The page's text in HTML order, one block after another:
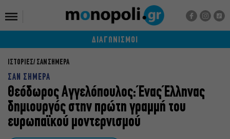
ΔΙΑΓΩΝΙΣΜΟΙ
ΙΣΤΟΡΙΕΣ ΣΑΝ ΣΗΜΕΡΑ
ΣΑΝ ΣΗΜΕΡΑ
Θεόδωρος Αγγελόπουλος: Ένας Έλληνας
δημιουργός στην πρώτη γραμμή του
ευρωπαϊκού μοντερνισμού